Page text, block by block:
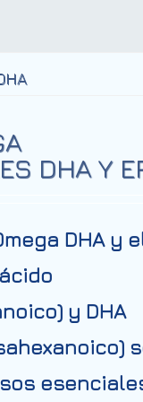
DHA Y
DHA y
y DHA